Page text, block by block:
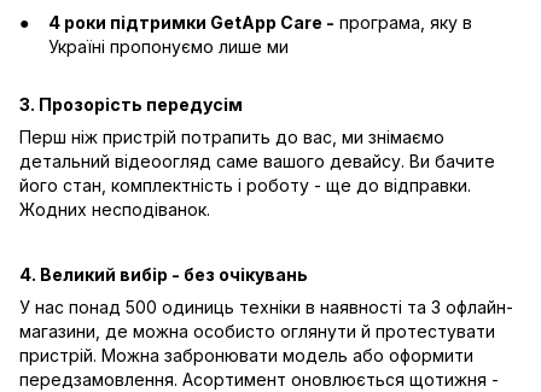
4 роки підтримки GetApp Care - програма, яку в
Україні пропонуємо лише ми
3. Прозорість передусім
Перш ніж пристрій потрапить до вас, ми знімаємо
детальний відеоогляд саме вашого девайсу. Ви бачите
його стан, комплектність і роботу - ще до відправки.
Жодних несподіванок.
4. Великий вибір - без очікувань
У нас понад 500 одиниць техніки в наявності та 3 офлайн-
магазини, де можна особисто оглянути й протестувати
пристрій. Можна забронювати модель або оформити
передзамовлення. Асортимент оновлюється щотижня -